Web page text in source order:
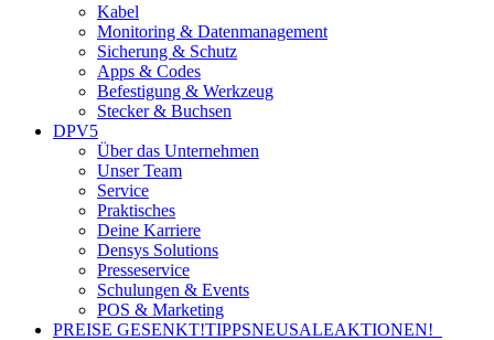
Kabel
Monitoring & Datenmanagement
Sicherung & Schutz
Apps & Codes
Befestigung & Werkzeug
Stecker & Buchsen
DPV5
Über das Unternehmen
Unser Team
Service
Praktisches
Deine Karriere
Densys Solutions
Presseservice
Schulungen & Events
POS & Marketing
PREISE GESENKT!TIPPSNEUSALEAKTIONEN!